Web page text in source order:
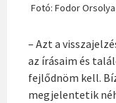
Fotó: Fodor Orsolya
– Azt a
az írásaim és
fejlődnöm kell.
megjelentetik